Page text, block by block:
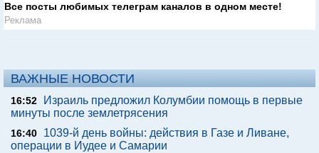
Все посты любимых телеграм каналов в одном месте!
Реклама
ВАЖНЫЕ НОВОСТИ
16:52
Израиль предложил Колумбии помощь в первые
минуты после землетрясения
16:40
1039-й день войны: действия в Газе и Ливане,
операции в Иудее и Самарии